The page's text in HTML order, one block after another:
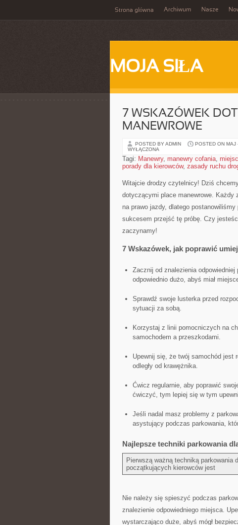
Strona główna Archiwum Nasze
MOJA SIŁA
7 WSKAZÓWEK
MANEWROWE
POSTED BY ADMIN POSTED ON MAJ
WYŁĄCZONA
Tagi: Manewry, manewry cofania,
porady dla kierowców, zasady ruchu
Witajcie drodzy czytelnicy! Dziś
dotyczącymi place manewrowe. Każdy⁢
na prawo jazdy, dlatego​
sukcesem przejść tę‍ próbę. ⁢Czy‍
zaczynamy!
7 Wskazówek,‌ jak poprawić
Zacznij od znalezienia
odpowiednio dużo, abyś miał
Sprawdź swoje lusterka przed
sytuacji ‍za sobą.
Korzystaj z linii‌ pomocniczych na
samochodem a przeszkodami.
Upewnij się, że twój ⁤samochód jest
odległy ‍od‌ krawężnika.
Ćwicz regularnie, aby poprawić
ćwiczyć,⁣ tym lepiej się w tym
Jeśli nadal masz problemy z
asystujący podczas parkowania,
Najlepsze techniki parkowania
Pierwszą ważną techniką parkowania
początkujących kierowców jest
Nie⁤ należy się spieszyć ​podczas
znalezienie odpowiedniego miejsca.
wystarczająco duże, abyś mógł